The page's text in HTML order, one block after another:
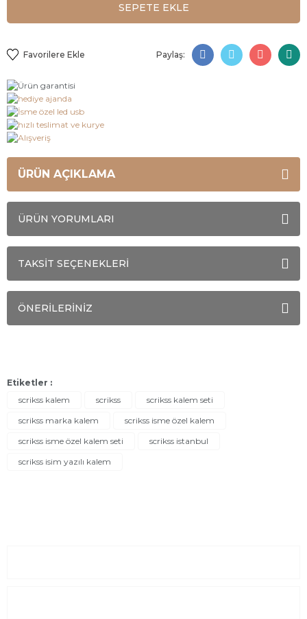
SEPETE EKLE
Paylaş:
ÜRÜN AÇIKLAMA
ÜRÜN YORUMLARI
TAKSİT SEÇENEKLERİ
ÖNERİLERİNİZ
Etiketler :
scrikss kalem
scrikss
scrikss kalem seti
scrikss marka kalem
scrikss isme özel kalem
scrikss isme özel kalem seti
scrikss istanbul
scrikss isim yazılı kalem